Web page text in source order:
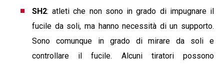
SH2: atleti che non sono in grado di impugnare il
fucile da soli, ma hanno necessità di un supporto.
Sono comunque in grado di mirare da soli e
controllare il fucile. Alcuni tiratori possono